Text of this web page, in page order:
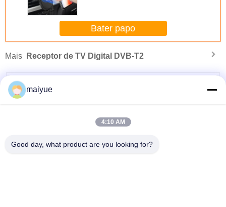
carregador de carregador de
carregador
Bater papo
Mais Receptor de TV Digital DVB-T2
2019 Carregador sem fio de carregamento de carros Air Vent Carregador sem
maiyue
4:10 AM
Good day, what product are you looking for?